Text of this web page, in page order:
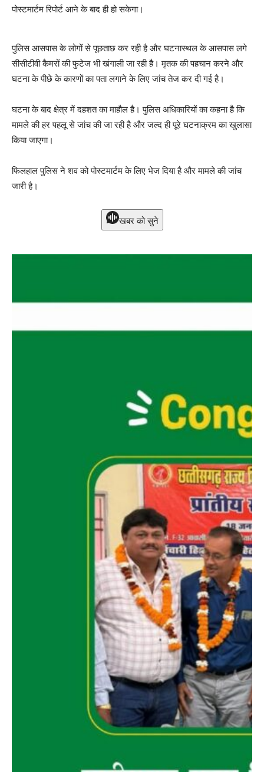
पोस्टमार्टम रिपोर्ट आने के बाद ही हो सकेगा।
पुलिस आसपास के लोगों से पूछताछ कर रही है और घटनास्थल के आसपास लगे
सीसीटीवी कैमरों की फुटेज भी खंगाली जा रही है। मृतक की पहचान करने और
घटना के पीछे के कारणों का पता लगाने के लिए जांच तेज कर दी गई है।
घटना के बाद क्षेत्र में दहशत का माहौल है। पुलिस अधिकारियों का कहना है कि
मामले की हर पहलू से जांच की जा रही है और जल्द ही पूरे घटनाक्रम का खुलासा
किया जाएगा।
फिलहाल पुलिस ने शव को पोस्टमार्टम के लिए भेज दिया है और मामले की जांच
जारी है।
खबर को सुने